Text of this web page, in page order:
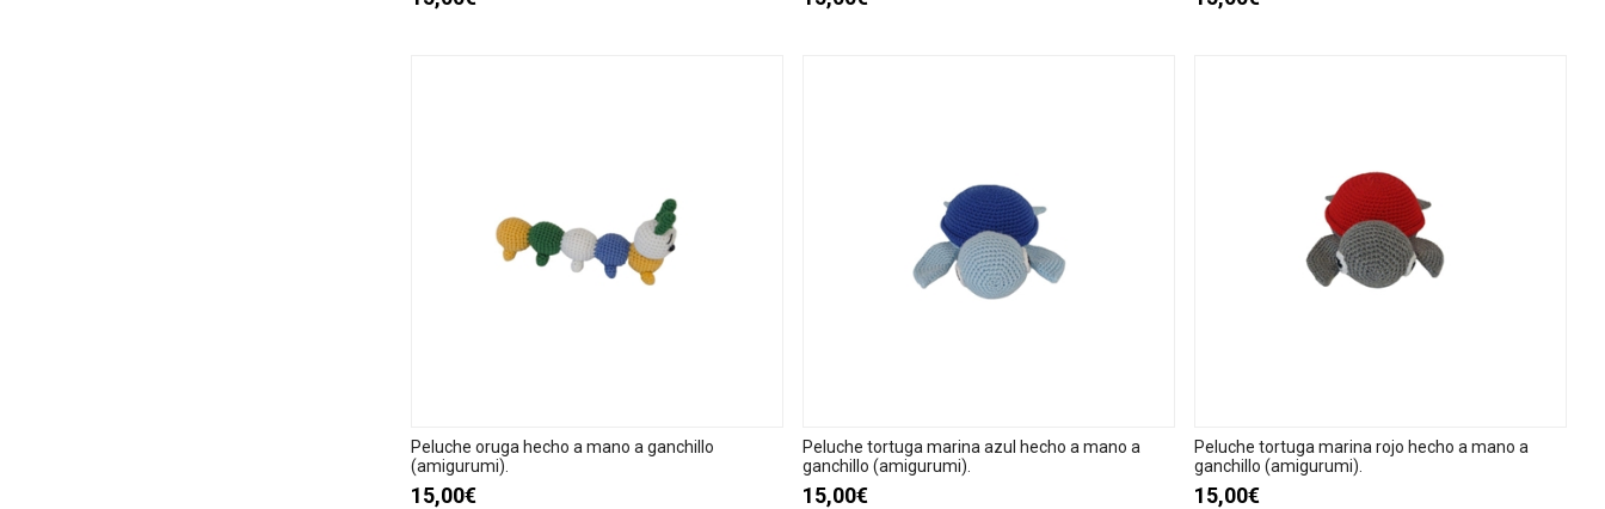
Peluche oruga hecho a mano a ganchillo
(amigurumi).
15,00€
Peluche tortuga marina azul hecho a mano a
ganchillo (amigurumi).
15,00€
Peluche tortuga marina rojo hecho a mano a
ganchillo (amigurumi).
15,00€